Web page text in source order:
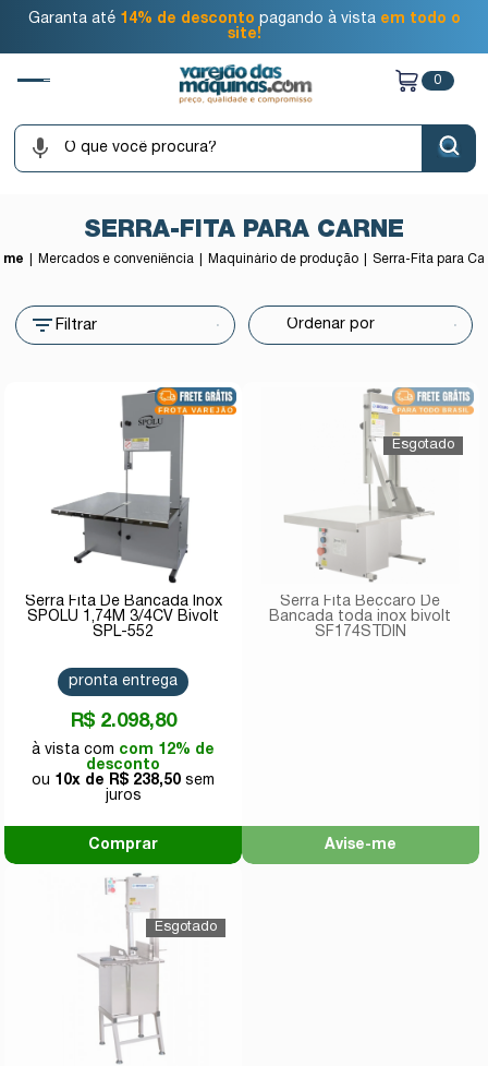
Garanta até 14% de desconto pagando à vista em todo o
site!
0
SERRA-FITA PARA CARNE
Mercados e conveniência Maquinário de produção Serra-Fita para
Filtrar
Serra Fita De Bancada Inox
SPOLU 1,74M 3/4CV Bivolt
SPL-552
R$ 2.098,80
com 12% de
desconto
10x de
R$ 238,50
pronta entrega
Comprar
Serra Fita Beccaro De
Bancada toda inox bivolt
SF174STDIN
Avise-me